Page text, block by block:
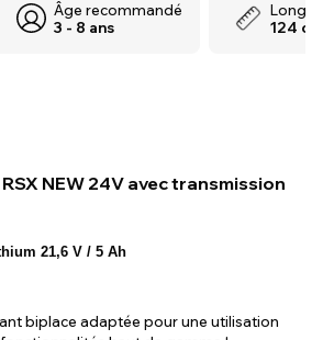
Âge recommandé
3 - 8 ans
124 cm
NEW 24V avec transmission
21,6 V / 5 Ah
biplace adaptée pour une utilisation